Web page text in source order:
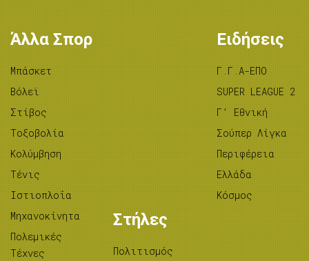
Άλλα Σπορ
Μπάσκετ
Βόλεϊ
Στίβος
Tοξοβολία
Κολύμβηση
Τένις
Ιστιοπλοΐα
Μηχανοκίνητα
Πολεμικές
Τέχνες
Ειδήσεις
Γ.Γ.Α-ΕΠΟ
SUPER LEAGUE 2
Γ’ Εθνική
Σούπερ Λίγκα
Περιφέρεια
Ελλάδα
Κόσμος
Στήλες
Πολιτισμός